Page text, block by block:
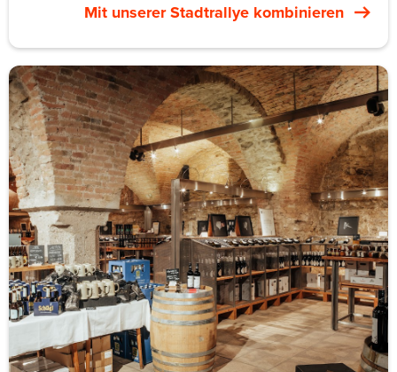
Gruppe auf den eigenen Ballroom-Boden in der
Crashkurs mit Choreografie, die alle am Ende der
Session tanzen können.
Für Teams funktioniert das Format, weil es Spaß macht
und dabei gerade so albern genug ist. Lindy Hop ist ein
Paartanz. Alle tanzen mit Kolleg*innen, mit denen sie
sonst nicht zusammenarbeiten. Der Freitagabend-Social
auf demselben Boden bedeutet, dass eine private
Gruppe in einen echten Swing-Tanzabend mit der
Wiener Community übergehen kann.
Gruppengröße zehn bis 40 Personen. 90 Minuten plus
optionaler Social. 25 bis 45 € pro Person für den
Workshop-Slot.
Mit unserer Stadtrallye kombinieren